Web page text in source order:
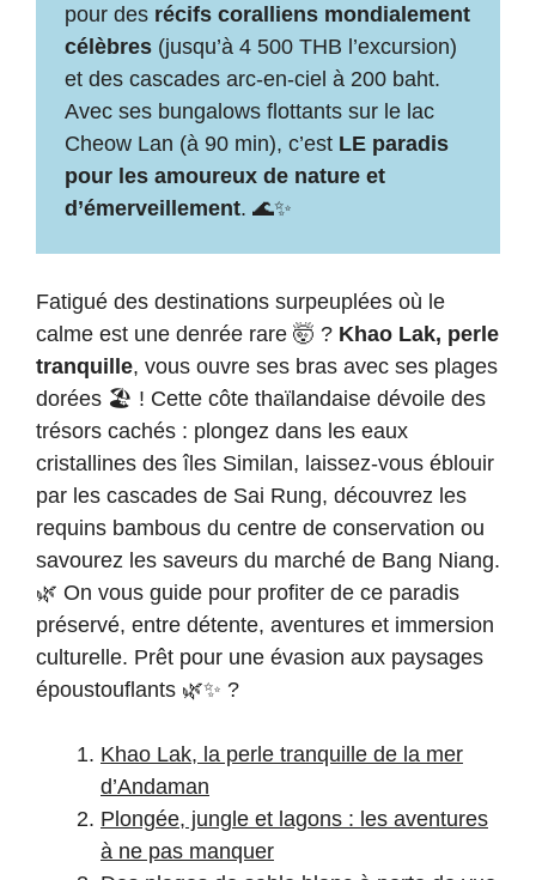
pour des récifs coralliens mondialement
célèbres (jusqu’à 4 500 THB l’excursion)
et des cascades arc-en-ciel à 200 baht.
Avec ses bungalows flottants sur le lac
Cheow Lan (à 90 min), c’est LE paradis
pour les amoureux de nature et
d’émerveillement. 🌊✨
Fatigué des destinations surpeuplées où le
calme est une denrée rare 🤯 ? Khao Lak, perle
tranquille, vous ouvre ses bras avec ses plages
dorées 🏖️ ! Cette côte thaïlandaise dévoile des
trésors cachés : plongez dans les eaux
cristallines des îles Similan, laissez-vous éblouir
par les cascades de Sai Rung, découvrez les
requins bambous du centre de conservation ou
savourez les saveurs du marché de Bang Niang.
🌿 On vous guide pour profiter de ce paradis
préservé, entre détente, aventures et immersion
culturelle. Prêt pour une évasion aux paysages
époustouflants 🌿✨ ?
Khao Lak, la perle tranquille de la mer
d’Andaman
Plongée, jungle et lagons : les aventures
à ne pas manquer